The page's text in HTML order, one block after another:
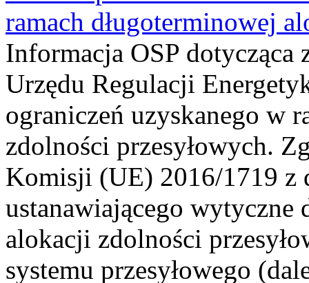
ramach długoterminowej
Informacja OSP dotycząca
Urzędu Regulacji
ograniczeń uzyskanego w
zdolności przesyłowych.
Komisji (UE) 2016/1719 z
ustanawiającego wytyczne
alokacji zdolności
systemu przesyłowego